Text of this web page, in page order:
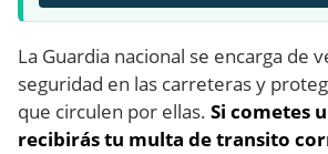
La Guardia nacional se encarga de
seguridad en las carreteras y
que circulen por ellas. Si cometes
recibirás tu multa de transito